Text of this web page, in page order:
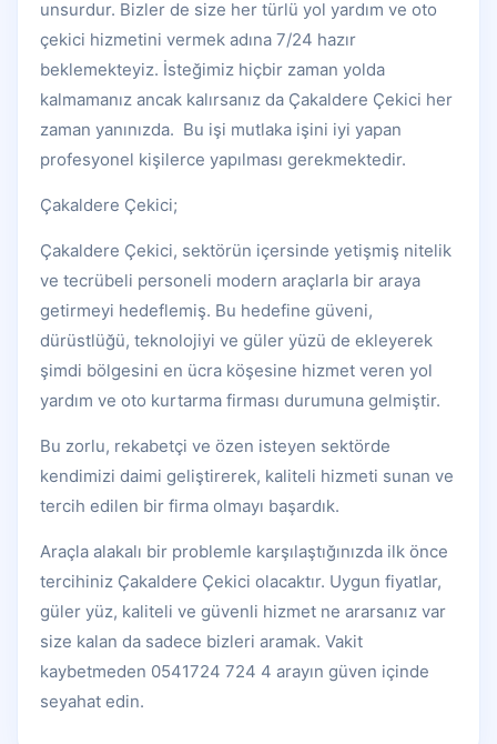
unsurdur. Bizler de size her türlü yol yardım ve oto
çekici hizmetini vermek adına 7/24 hazır
beklemekteyiz. İsteğimiz hiçbir zaman yolda
kalmamanız ancak kalırsanız da Çakaldere Çekici her
zaman yanınızda. Bu işi mutlaka işini iyi yapan
profesyonel kişilerce yapılması gerekmektedir.
Çakaldere Çekici;
Çakaldere Çekici, sektörün içersinde yetişmiş nitelik
ve tecrübeli personeli modern araçlarla bir araya
getirmeyi hedeflemiş. Bu hedefine güveni,
dürüstlüğü, teknolojiyi ve güler yüzü de ekleyerek
şimdi bölgesini en ücra köşesine hizmet veren yol
yardım ve oto kurtarma firması durumuna gelmiştir.
Bu zorlu, rekabetçi ve özen isteyen sektörde
kendimizi daimi geliştirerek, kaliteli hizmeti sunan ve
tercih edilen bir firma olmayı başardık.
Araçla alakalı bir problemle karşılaştığınızda ilk önce
tercihiniz Çakaldere Çekici olacaktır. Uygun fiyatlar,
güler yüz, kaliteli ve güvenli hizmet ne ararsanız var
size kalan da sadece bizleri aramak. Vakit
kaybetmeden 0541724 724 4 arayın güven içinde
seyahat edin.